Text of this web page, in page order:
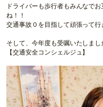
ドライバーも歩行者もみんなで
ね！！
交通事故０を目指して頑張って行
そして、今年度も受嘱いたしまし
【交通安全コンシェルジュ】